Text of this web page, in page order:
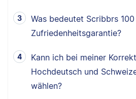
Was bedeutet Scribbrs
Zufriedenheitsgarantie?
Kann ich bei meiner
Hochdeutsch und
wählen?